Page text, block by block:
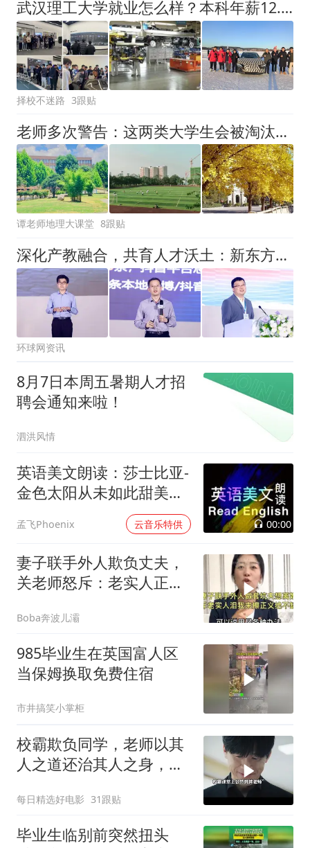
武汉理工大学就业怎么样？本科年薪12.3万在211中意味着什么
择校不迷路 3跟贴
老师多次警告：这两类大学生会被淘汰，毕业即失业
谭老师地理大课堂 8跟贴
深化产教融合，共育人才沃土：新东方第四届校企联盟合作大会启幕
环球网资讯
8月7日本周五暑期人才招
聘会通知来啦！
泗洪风情
英语美文朗读：莎士比亚-
金色太阳从未如此甜美吻
孟飞Phoenix 云音乐特供 00:00
妻子联手外人欺负丈夫，
关老师怒斥：老实人正义
Boba奔波儿灞
985毕业生在英国富人区
当保姆换取免费住宿
市井搞笑小掌柜
校霸欺负同学，老师以其
人之道还治其人之身，结
每日精选好电影 31跟贴
毕业生临别前突然扭头